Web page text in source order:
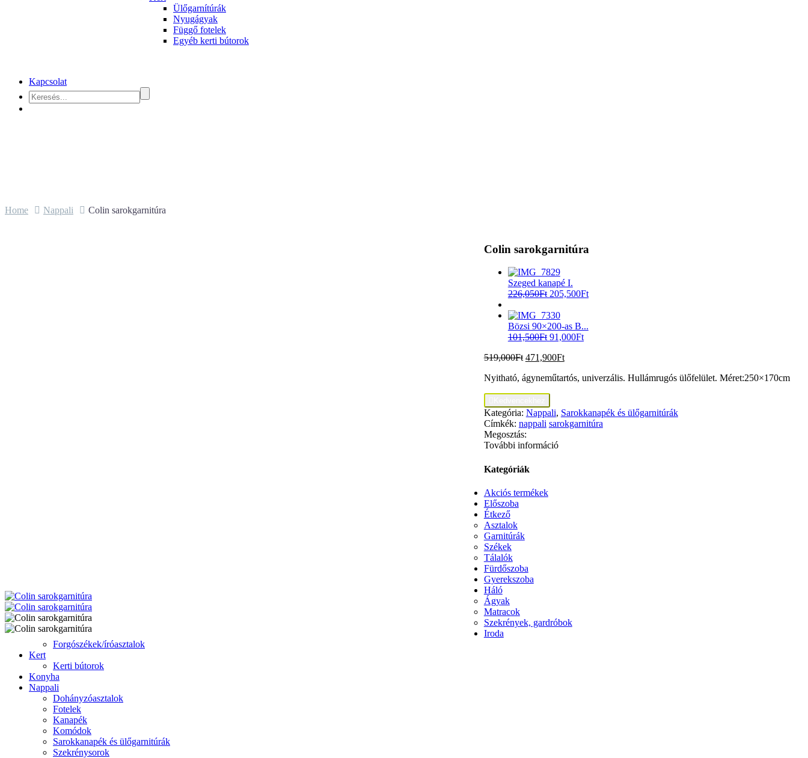
Ülőgarnítúrák
Nyugágyak
Függő fotelek
Egyéb kerti bútorok
Kapcsolat
Home Nappali Colin sarokgarnitúra
Colin sarokgarnitúra
Szeged kanapé I.
226,050Ft 205,500Ft
Bözsi 90×200-as B...
101,500Ft 91,000Ft
519,000Ft 471,900Ft
Nyitható, ágyneműtartós, univerzális. Hullámrugós ülőfelület. Méret:250×170cm
Kategória: Nappali, Sarokkanapék és ülőgarnitúrák
Címkék: nappali sarokgarnitúra
Megosztás:
További információ
Kategóriák
Akciós termékek
Előszoba
Étkező
Asztalok
Garnitúrák
Székek
Tálalók
Fürdőszoba
Gyerekszoba
Háló
Ágyak
Matracok
Szekrények, gardróbok
Iroda
Forgószékek/íróasztalok
Kert
Kerti bútorok
Konyha
Nappali
Dohányzóasztalok
Fotelek
Kanapék
Komódok
Sarokkanapék és ülőgarnitúrák
Szekrénysorok